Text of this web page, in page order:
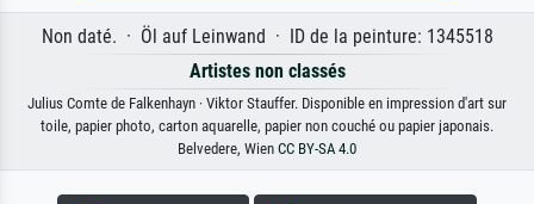
Non daté. · Öl auf Leinwand · ID de la peinture: 1345518
Artistes non classés
Julius Comte de Falkenhayn · Viktor Stauffer. Disponible en impression d'art sur
toile, papier photo, carton aquarelle, papier non couché ou papier japonais.
Belvedere, Wien CC BY-SA 4.0